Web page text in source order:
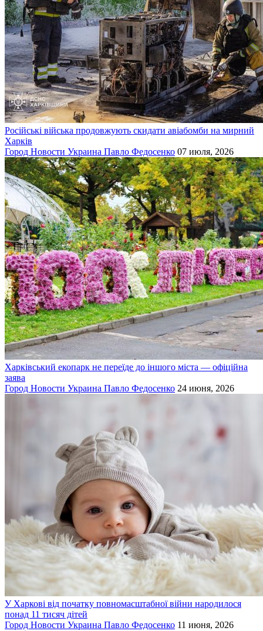
Російські війська продовжують скидати авіабомби на мирний
Харків
Город Новости Украина Павло Федосенко 07 июля, 2026
Харківський екопарк не переїде до іншого міста — офіційна
заява
Город Новости Украина Павло Федосенко 24 июня, 2026
У Харкові від початку повномасштабної війни народилося
понад 11 тисяч дітей
Город Новости Украина Павло Федосенко 11 июня, 2026